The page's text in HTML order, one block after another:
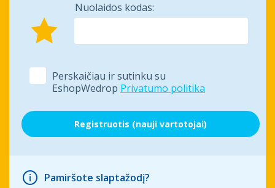
Nuolaidos kodas:
Perskaičiau ir sutinku su
EshopWedrop Privatumo politika
Pamiršote slaptažodį?